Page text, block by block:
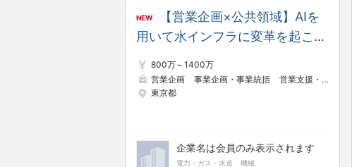
NEW
【営業企画×公共領域】AIを
用いて水インフラに変革を起こす
～仕組み化を担当
800万～1400万
営業企画
事業企画・事業統括
営業支援・プリセールス
東京都
企業名は会員のみ表示されます
電力・ガス・水道 機械